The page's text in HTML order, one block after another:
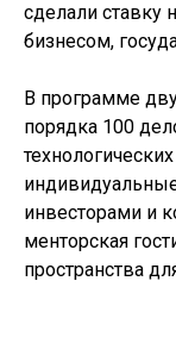
сделали ставку
бизнесом,
В программе
порядка 100
инвесторами и
менторская
пространства